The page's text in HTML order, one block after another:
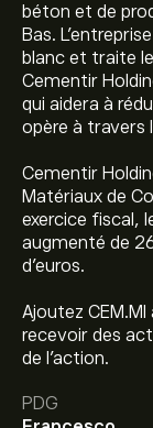
béton et de
Bas.
blanc et traite
Cementir
qui aidera à
opère à travers
Cementir
Matériaux de
exercice fiscal,
augmenté de
d’euros.
Ajoutez
recevoir des
de l'action.
PDG
Le prix actuel